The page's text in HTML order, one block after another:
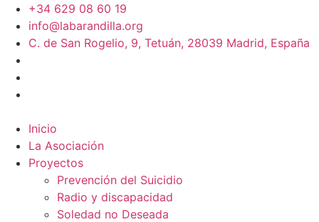
+34 629 08 60 19
info@labarandilla.org
C. de San Rogelio, 9, Tetuán, 28039 Madrid, España
Inicio
La Asociación
Proyectos
Prevención del Suicidio
Radio y discapacidad
Soledad no Deseada